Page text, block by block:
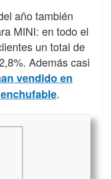
año también
MINI: en todo el
un total de
Además casi
vendido en
.